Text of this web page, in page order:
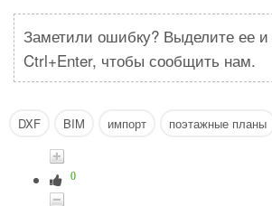
Заметили ошибку? Выделите ее
Ctrl+Enter, чтобы сообщить нам.
DXF BIM импорт поэтажные планы
0